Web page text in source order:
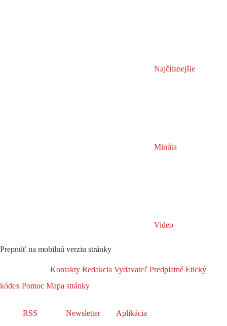
Najčítanejšie
Minúta
Video
Prepnúť na mobilnú verziu stránky
Kontakty Redakcia Vydavateľ Predplatné Etický
kódex Pomoc Mapa stránky
RSS Newsletter Aplikácia